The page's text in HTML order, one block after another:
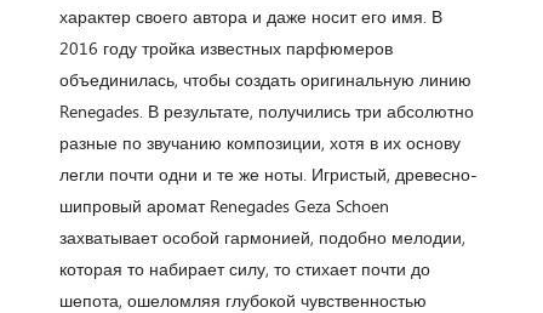
характер своего автора и даже носит его имя. В
2016 году тройка известных парфюмеров
объединилась, чтобы создать оригинальную линию
Renegades. В результате, получились три абсолютно
разные по звучанию композиции, хотя в их основу
легли почти одни и те же ноты. Игристый, древесно-
шипровый аромат Renegades Geza Schoen
захватывает особой гармонией, подобно мелодии,
которая то набирает силу, то стихает почти до
шепота, ошеломляя глубокой чувственностью